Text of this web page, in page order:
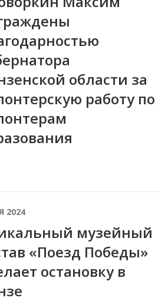
области за
работу по
2024
музейный
«Поезд Победы»
остановку в